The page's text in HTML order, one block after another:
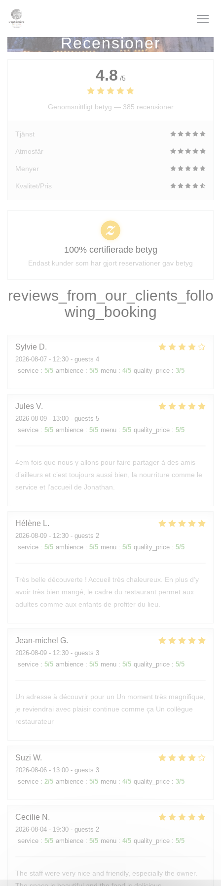
Recensioner
reviews_from_our_clients_follo
wing_booking
Sylvie D
2026-08-07 - 12:30 - guests 4
service : 5/5 ambience : 5/5 menu : 4/5 quality_price : 3/5
Jules V
2026-08-09 - 13:00 - guests 5
service : 5/5 ambience : 5/5 menu : 5/5 quality_price : 5/5
4em fois que nous y allons pour faire partager à des amis
d’ailleurs et c’est toujours aussi bien, la nourriture comme le
service et l’accueil de Jonathan.
Hélène L
2026-08-09 - 12:30 - guests 2
service : 5/5 ambience : 5/5 menu : 5/5 quality_price : 5/5
Très belle découverte ! Accueil très chaleureux. En plus d’y
avoir très bien mangé, le cadre du restaurant permet aux
adultes comme aux enfants de profiter du lieu.
Jean-michel G
2026-08-09 - 12:30 - guests 3
service : 5/5 ambience : 5/5 menu : 5/5 quality_price : 5/5
Un adresse à découvrir pour un Un moment très magnifique,
je reviendrai avec plaisir continue comme ça Un collègue
restaurateur
Suzi W
2026-08-06 - 13:00 - guests 3
service : 2/5 ambience : 5/5 menu : 4/5 quality_price : 3/5
Cecilie N
2026-08-04 - 19:30 - guests 2
service : 5/5 ambience : 5/5 menu : 4/5 quality_price : 5/5
The staff were very nice and friendly, especially the owner.
4.8 /5
Genomsnittligt betyg — 385 recensioner
Tjänst
Atmosfär
Menyer
Kvalitet/Pris
100% certifierade betyg
Endast kunder som har gjort reservationer gav betyg